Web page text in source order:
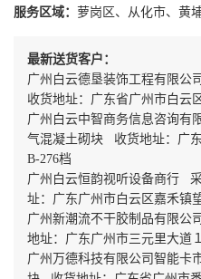
服务区域： 萝岗区、从化市、黄
最新送货客户：
广州白云德垦装饰工程有限
收货地址：广东省广州市白云
广州白云中智商务信息咨询有
气混凝土砌块 收货地址：广
B-276档
广州白云恒韵视听设备商行
址：广东广州市白云区嘉禾镇
广州新潮流不干胶制品有限
地址：广东广州市三元里大道
广州万德科技有限公司智能